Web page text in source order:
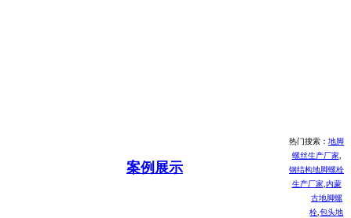
案例展示
热门搜索：地脚
螺丝生产厂家,
钢结构地脚螺栓
生产厂家, 内蒙
古地脚螺
栓 ,包头地